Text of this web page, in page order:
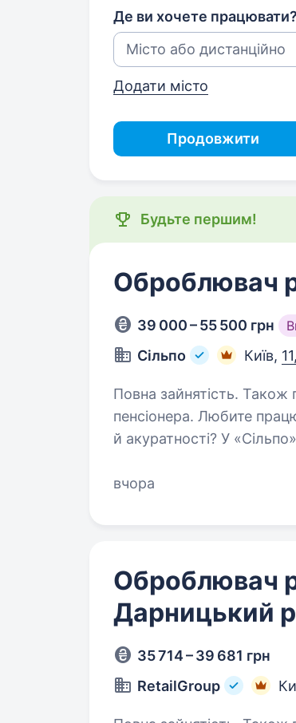
Де ви хочете працювати?
Додати місто
Продовжити
Будьте першим!
Оброблювач
39 000 – 55 500 грн
Сільпо Київ,
Повна зайнятість. Також
пенсіонера. Любите працювати з продуктом, що потребує точності
й акуратності? У
Підтримувати санітарний…
вчора
Оброблювач
Дарницький
35 714 – 39 681 грн
RetailGroup